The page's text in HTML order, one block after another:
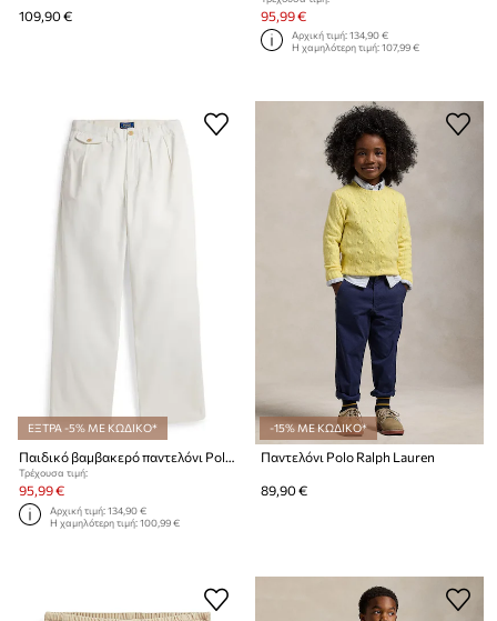
109,90 € 95,99 €
Αρχική τιμή:134,90 €
Η χαμηλότερη τιμή:107,99 €
ΕΞΤΡΑ -5% ΜΕ ΚΩΔΙΚΟ*
Παιδικό βαμβακερό παντελόνι Polo Ralph Lauren
Τρέχουσα τιμή:
95,99 €
Αρχική τιμή:134,90 €
Η χαμηλότερη τιμή:100,99 €
-15% ΜΕ ΚΩΔΙΚΟ*
Παντελόνι Polo Ralph Lauren
89,90 €